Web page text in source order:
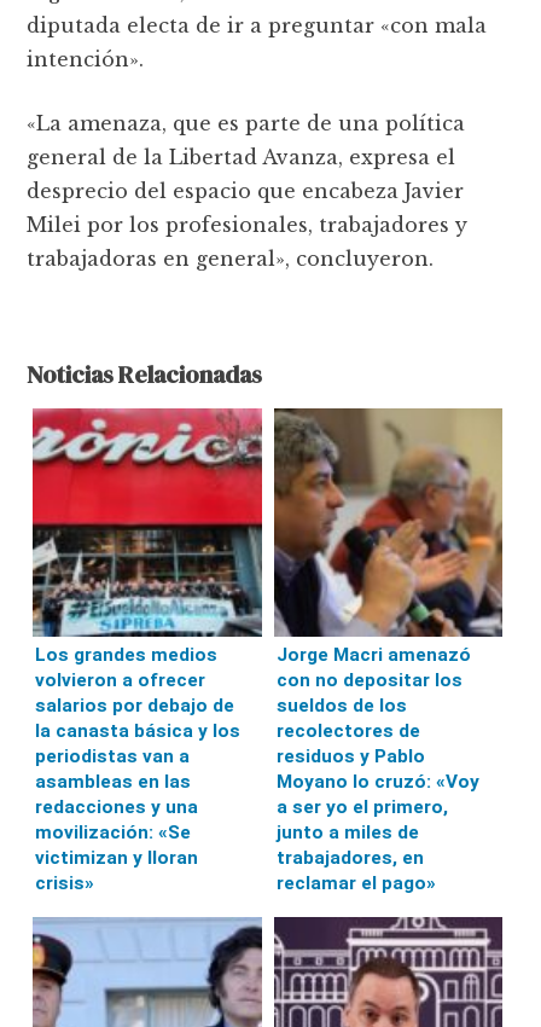
diputada electa de ir a preguntar «con mala
intención».
«La amenaza, que es parte de una política
general de la Libertad Avanza, expresa el
desprecio del espacio que encabeza Javier
Milei por los profesionales, trabajadores y
trabajadoras en general», concluyeron.
Noticias Relacionadas
Los grandes medios
volvieron a ofrecer
salarios por debajo de
la canasta básica y los
periodistas van a
asambleas en las
redacciones y una
movilización: «Se
victimizan y lloran
crisis»
Jorge Macri amenazó
con no depositar los
sueldos de los
recolectores de
residuos y Pablo
Moyano lo cruzó: «Voy
a ser yo el primero,
junto a miles de
trabajadores, en
reclamar el pago»